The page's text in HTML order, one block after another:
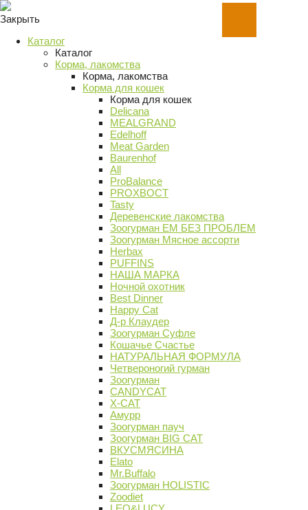
Закрыть
Каталог
Каталог
Корма, лакомства
Корма, лакомства
Корма для кошек
Корма для кошек
Delicana
MEALGRAND
Edelhoff
Meat Garden
Baurenhof
All
ProBalance
PROХВОСТ
Tasty
Деревенские лакомства
Зоогурман ЕМ БЕЗ ПРОБЛЕМ
Зоогурман Мясное ассорти
Herbax
PUFFINS
НАША МАРКА
Ночной охотник
Best Dinner
Happy Cat
Д-р Клаудер
Зоогурман Суфле
Кошачье Счастье
НАТУРАЛЬНАЯ ФОРМУЛА
Четвероногий гурман
Зоогурман
CANDYCAT
X-CAT
Амурр
Зоогурман пауч
Зоогурман BIG CAT
ВКУСМЯСИНА
Elato
Mr.Buffalo
Зоогурман HOLISTIC
Zoodiet